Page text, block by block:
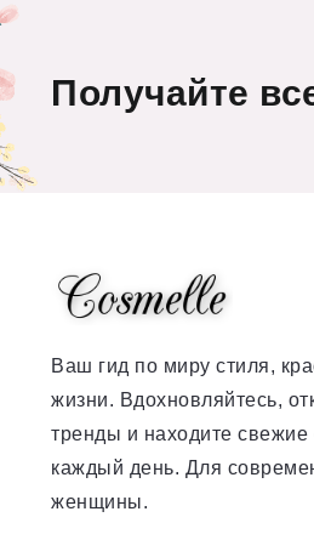
Получайте
Ваш гид по миру стиля,
жизни. Вдохновляйтесь,
тренды и находите свежие
каждый день. Для
женщины.